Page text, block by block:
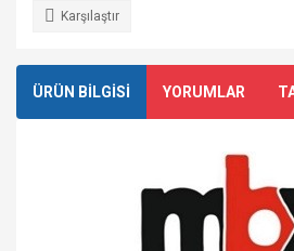
Karşılaştır
ÜRÜN BİLGİSİ YORUMLAR